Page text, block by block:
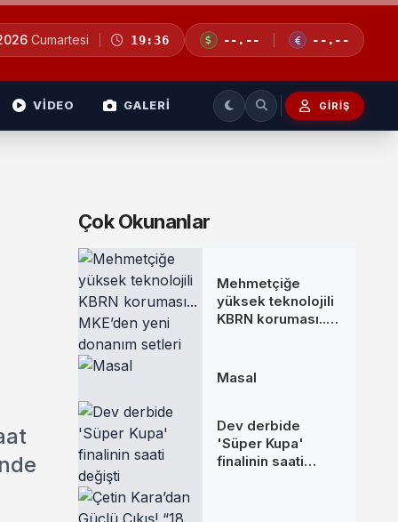
Cumartesi 19:36 --.-- --.--
VİDEO GALERİ GIRIŞ
Çok Okunanlar
Mehmetçiğe
yüksek teknolojili
KBRN koruması...
Masal
Dev derbide
'Süper Kupa'
finalinin saati